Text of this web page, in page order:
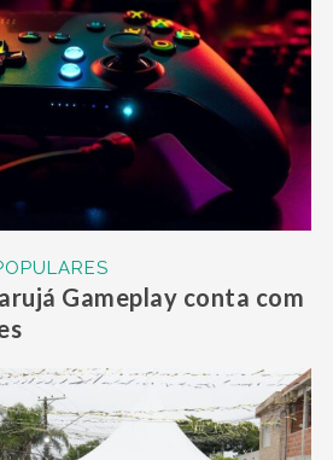
Gameplay conta com